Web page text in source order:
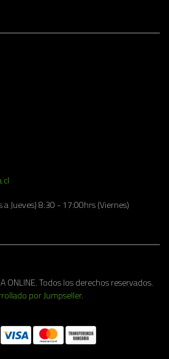
Jueves) 8:30 - 17:00hrs (Viernes)
ONLINE. Todos los derechos reservados.
por Jumpseller.